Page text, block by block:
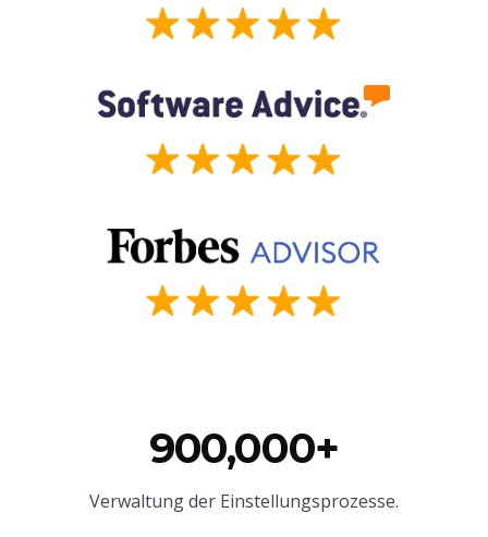
900,000+
Verwaltung der Einstellungsprozesse.